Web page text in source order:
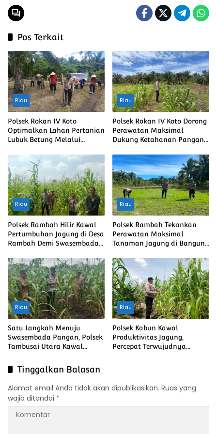
Pos Terkait
Riau
Polsek Rokan IV Koto
Optimalkan Lahan Pertanian
Lubuk Betung Melalui
Swasembada Pangan
Nasional
Riau
Polsek Rokan IV Koto Dorong
Perawatan Maksimal
Dukung Ketahanan Pangan
bendahara
Riau
Polsek Rambah Hilir Kawal
Pertumbuhan Jagung di Desa
Rambah Demi Swasembada
Riau
Polsek Rambah Tekankan
Perawatan Maksimal
Tanaman Jagung di Bangun
Ketahanan Pangan Nasional
Riau
Satu Langkah Menuju
Swasembada Pangan, Polsek
Tambusai Utara Kawal
Diuji Curah Hujan
Riau
Polsek Kabun Kawal
Produktivitas Jagung,
Percepat Terwujudnya
Tinggalkan Balasan
Alamat email Anda tidak akan dipublikasikan. Ruas yang
wajib ditandai *